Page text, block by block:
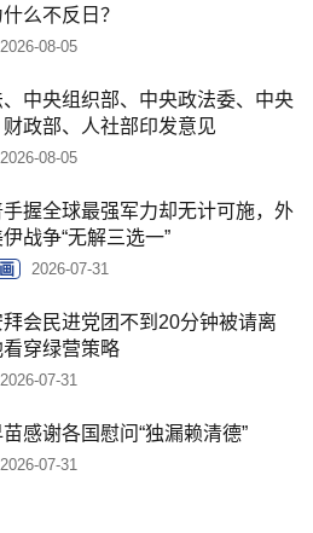
么不反日？
2026-08-05
中央组织部、中央政法委、中央
政部、人社部印发意见
2026-08-05
握全球最强军力却无计可施，外
战争“无解三选一”
2026-07-31
会民进党团不到20分钟被请离
穿绿营策略
2026-07-31
感谢各国慰问“独漏赖清德”
2026-07-31